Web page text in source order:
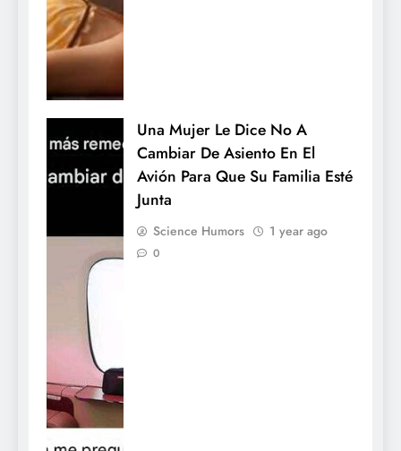
Una Mujer Le Dice No A
Cambiar De Asiento En El
Avión Para Que Su Familia Esté
Junta
Science Humors 1 year ago
0